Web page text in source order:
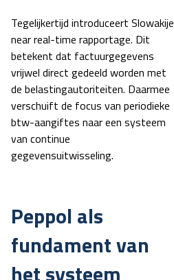
Tegelijkertijd introduceert Slowakije
near real-time rapportage. Dit
betekent dat factuurgegevens
vrijwel direct gedeeld worden met
de belastingautoriteiten. Daarmee
verschuift de focus van periodieke
btw-aangiftes naar een systeem
van continue
gegevensuitwisseling.
Peppol als
fundament van